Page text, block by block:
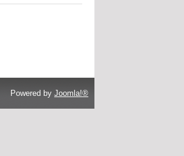
Powered by Joomla!®